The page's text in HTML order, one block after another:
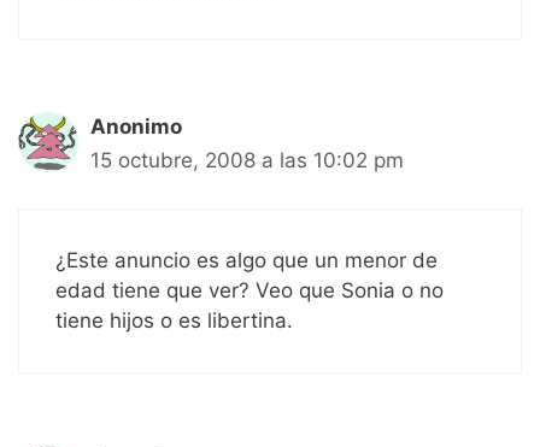
Anonimo
15 octubre, 2008 a las 10:02 pm
¿Este anuncio es algo que un menor de
edad tiene que ver? Veo que Sonia o no
tiene hijos o es libertina.